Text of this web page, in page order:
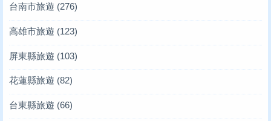
台南市旅遊 (276)
高雄市旅遊 (123)
屏東縣旅遊 (103)
花蓮縣旅遊 (82)
台東縣旅遊 (66)